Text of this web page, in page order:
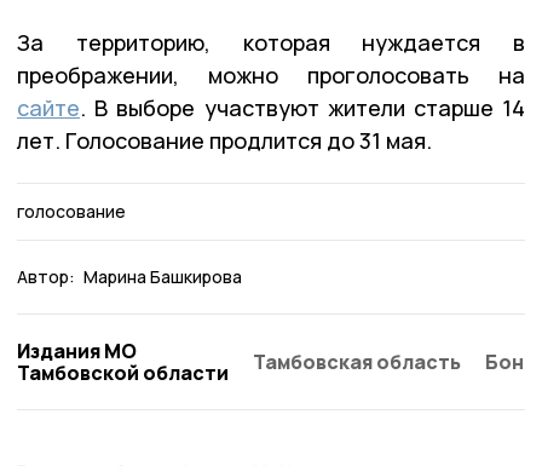
За территорию, которая нуждается в
преображении, можно проголосовать на
сайте. В выборе участвуют жители старше 14
лет. Голосование продлится до 31 мая.
голосование
Автор: Марина Башкирова
Издания МО
Тамбовской области
Тамбовская область